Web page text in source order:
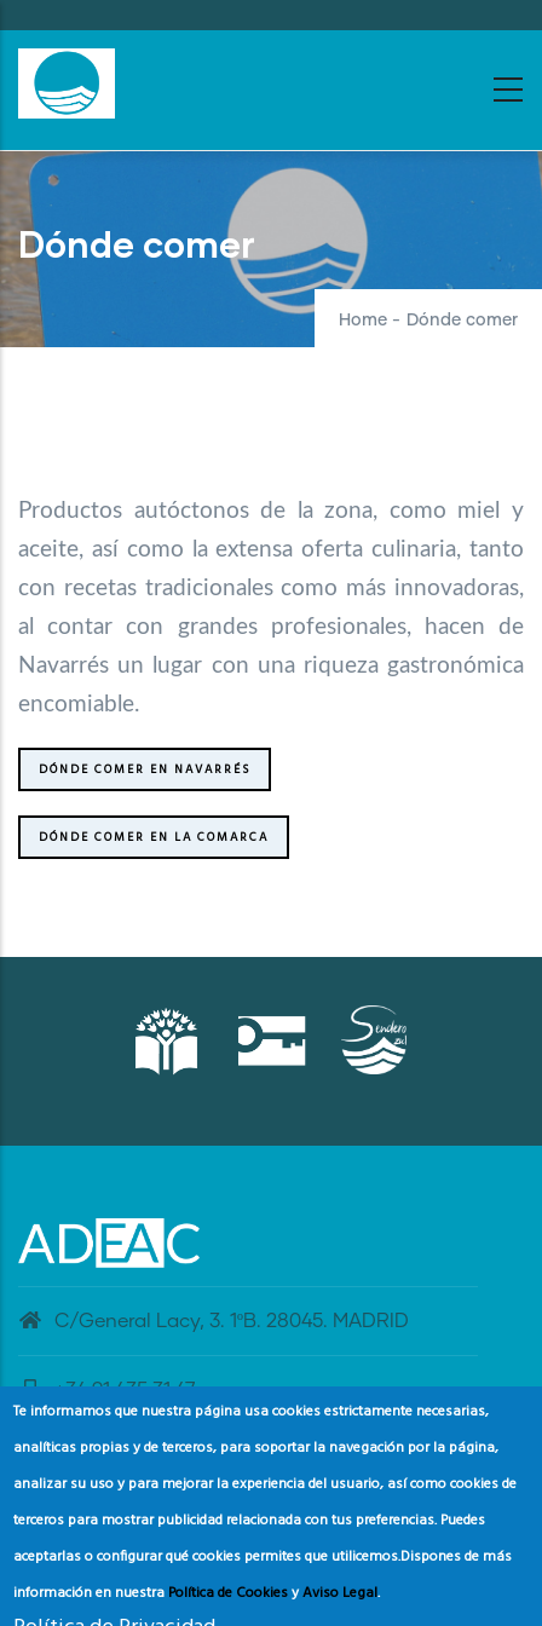
to
main
content
Dónde comer
Home - Dónde comer
Productos autóctonos de la zona, como miel y
aceite, así como la extensa oferta culinaria, tanto
con recetas tradicionales como más innovadoras,
al contar con grandes profesionales, hacen de
Navarrés un lugar con una riqueza gastronómica
encomiable.
DÓNDE COMER EN NAVARRÉS
DÓNDE COMER EN LA COMARCA
C/General Lacy, 3. 1ºB. 28045. MADRID
+34 91 435 31 47
banderaazul@adeac.es
Te informamos que nuestra página usa cookies estrictamente necesarias,
analíticas propias y de terceros, para soportar la navegación por la página,
analizar su uso y para mejorar la experiencia del usuario, así como cookies de
terceros para mostrar publicidad relacionada con tus preferencias. Puedes
aceptarlas o configurar qué cookies permites que utilicemos.Dispones de más
información en nuestra Política de CookiesyAviso Legal.